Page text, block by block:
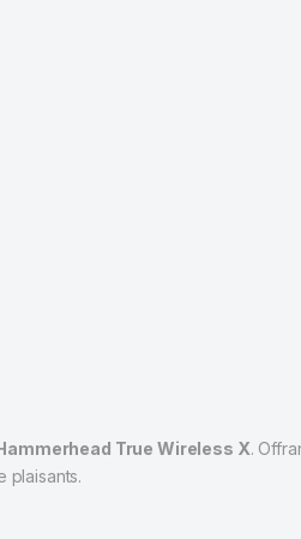
True Wireless X.
plaisants.